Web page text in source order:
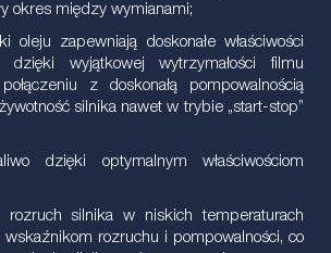
okres między wymianami;
oleju zapewniają doskonałe właściwości
dzięki wyjątkowej wytrzymałości filmu
z doskonałą pompowalnością
silnika nawet w trybie „start-stop”
dzięki optymalnym właściwościom
rozruch silnika w niskich temperaturach
wskaźnikom rozruchu i pompowalności, co